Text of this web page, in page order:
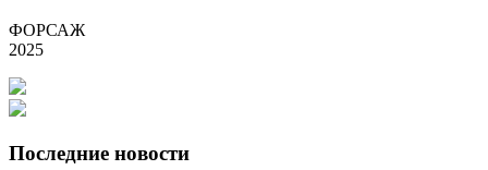
ФОРСАЖ
2025
Последние новости